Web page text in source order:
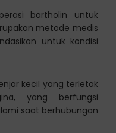
bartholin untuk
metode medis
untuk kondisi
kecil yang terletak
yang berfungsi
saat berhubungan